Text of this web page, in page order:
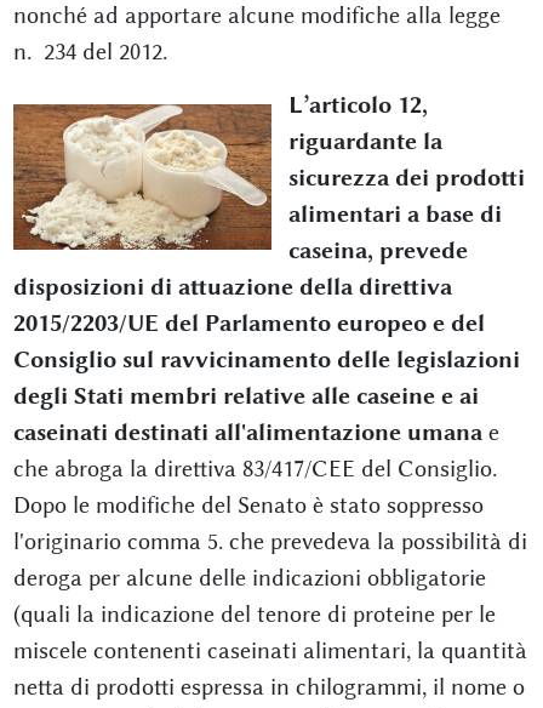
nonché ad apportare alcune modifiche alla legge
n. 234 del 2012.
L’articolo 12,
riguardante la
sicurezza dei prodotti
alimentari a base di
caseina, prevede
disposizioni di attuazione della direttiva
2015/2203/UE del Parlamento europeo e del
Consiglio sul ravvicinamento delle legislazioni
degli Stati membri relative alle caseine e ai
caseinati destinati all'alimentazione umanae
che abroga la direttiva 83/417/CEE del Consiglio.
Dopo le modifiche del Senato è stato soppresso
l'originario comma 5. che prevedeva la possibilità di
deroga per alcune delle indicazioni obbligatorie
(quali la indicazione del tenore di proteine per le
miscele contenenti caseinati alimentari, la quantità
netta di prodotti espressa in chilogrammi, il nome o